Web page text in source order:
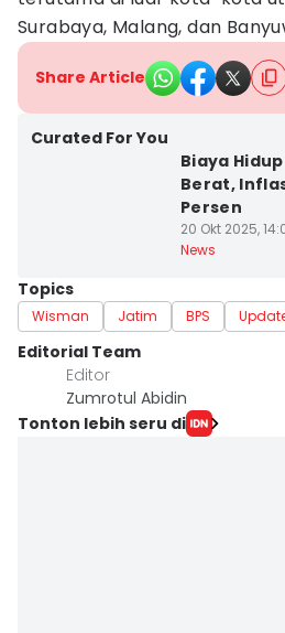
Surabaya, Malang, dan
Share Article
Curated For You
Biaya
Berat,
Persen
20 Okt 2025,
News
Topics
Wisman Jatim BPS
Editorial Team
Editor
Zumrotul Abidin
Tonton lebih seru di